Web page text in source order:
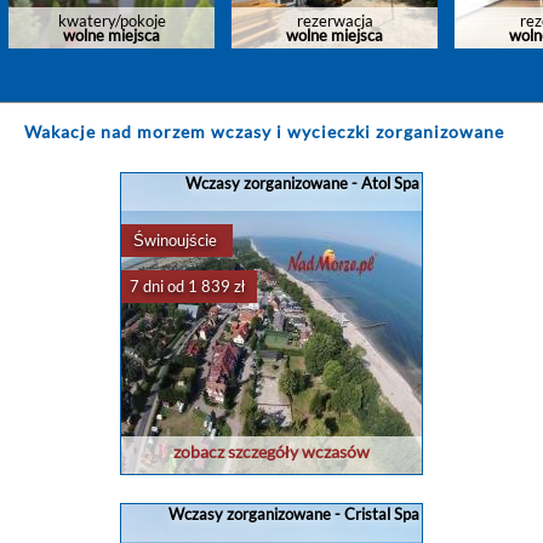
kwatery/pokoje
wolne miejsca
rezerwacja
wolne miejsca
Wakacje nad morzem wczasy i wycieczki zorganizowane
Wczasy zorganizowane - Atol Spa
Świnoujście
7 dni od 1 839 zł
zobacz szczegóły wczasów
Wczasy zorganizowane - Cristal Spa